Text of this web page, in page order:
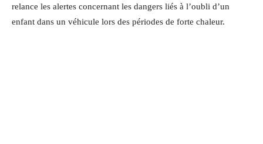
relance les alertes concernant les dangers liés à l’oubli d’un
enfant dans un véhicule lors des périodes de forte chaleur.